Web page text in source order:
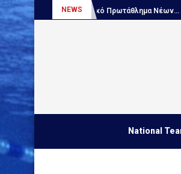
NEWS
Πόλο, Ευρωπαϊκό Πρωτάθλημα Νέων...
National